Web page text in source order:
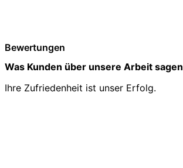
Bewertungen
Was Kunden über unsere Arbeit sagen
Ihre Zufriedenheit ist unser Erfolg.